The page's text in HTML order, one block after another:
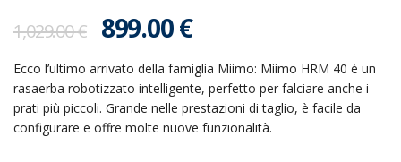
1,029.00€ 899.00€
Ecco l’ultimo arrivato della famiglia Miimo: Miimo HRM 40 è un
rasaerba robotizzato intelligente, perfetto per falciare anche i
prati più piccoli. Grande nelle prestazioni di taglio, è facile da
configurare e offre molte nuove funzionalità.